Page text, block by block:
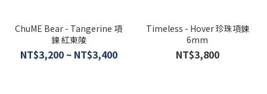
ChuME Bear - Tangerine 項
鍊 紅東陵
NT$3,200 ~ NT$3,400
Timeless - Hover 珍珠項鍊
6mm
NT$3,800